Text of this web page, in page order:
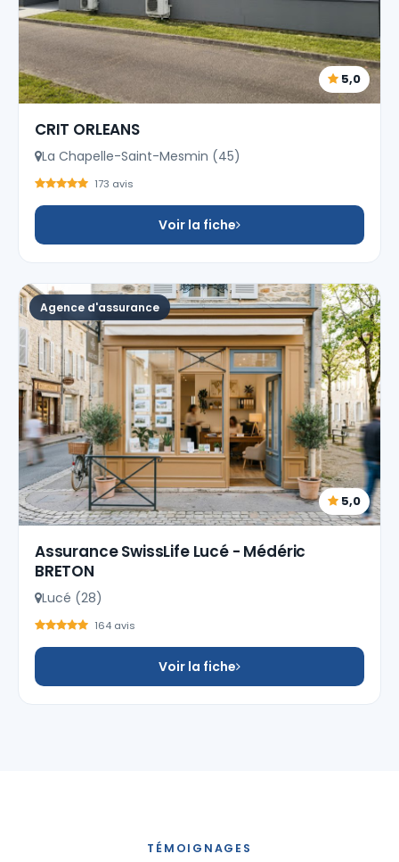
5,0
CRIT ORLEANS
La Chapelle-Saint-Mesmin (45)
173 avis
Voir la fiche
Agence d'assurance
5,0
Assurance SwissLife Lucé - Médéric
BRETON
Lucé (28)
164 avis
Voir la fiche
TÉMOIGNAGES